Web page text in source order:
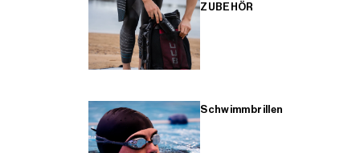
ZUBEHÖR
Schwimmbrillen